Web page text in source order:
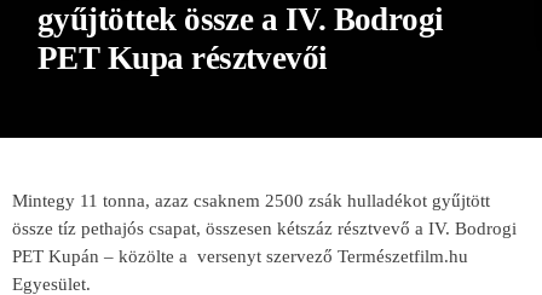
gyűjtöttek össze a IV. Bodrogi
PET Kupa résztvevői
Mintegy 11 tonna, azaz csaknem 2500 zsák hulladékot gyűjtött
össze tíz pethajós csapat, összesen kétszáz résztvevő a IV. Bodrogi
PET Kupán – közölte a versenyt szervező Természetfilm.hu
Egyesület.